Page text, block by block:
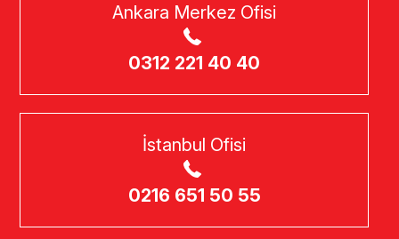
Ankara Merkez Ofisi
0312 221 40 40
İstanbul Ofisi
0216 651 50 55